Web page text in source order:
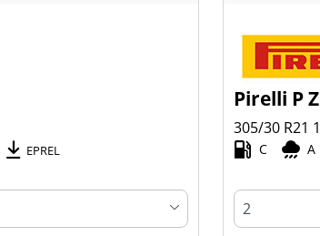
EPREL
Pirelli P
305/30 R21
C A